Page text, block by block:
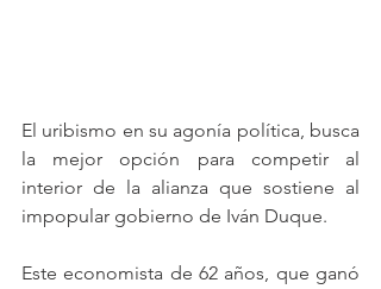
El uribismo en su agonía política, busca
la mejor opción para competir al
interior de la alianza que sostiene al
impopular gobierno de Iván Duque.
Este economista de 62 años, que ganó